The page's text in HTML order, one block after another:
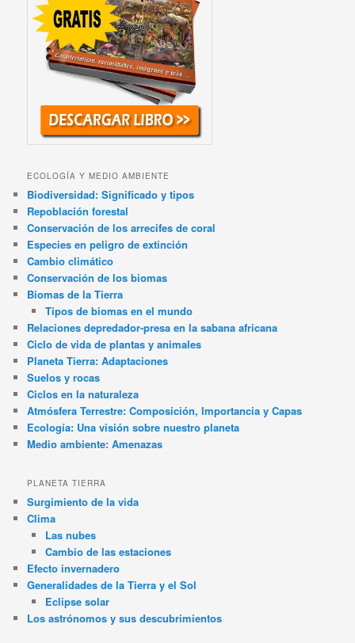
ECOLOGÍA Y MEDIO AMBIENTE
Biodiversidad: Significado y tipos
Repoblación forestal
Conservación de los arrecifes de coral
Especies en peligro de extinción
Cambio climático
Conservación de los biomas
Biomas de la Tierra
Tipos de biomas en el mundo
Relaciones depredador-presa en la sabana africana
Ciclo de vida de plantas y animales
Planeta Tierra: Adaptaciones
Suelos y rocas
Ciclos en la naturaleza
Atmósfera Terrestre: Composición, Importancia y Capas
Ecología: Una visión sobre nuestro planeta
Medio ambiente: Amenazas
PLANETA TIERRA
Surgimiento de la vida
Clima
Las nubes
Cambio de las estaciones
Efecto invernadero
Generalidades de la Tierra y el Sol
Eclipse solar
Los astrónomos y sus descubrimientos